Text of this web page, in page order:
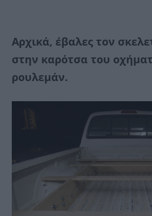
Αρχικά, έβαλες τον
στην καρότσα του
ρουλεμάν.